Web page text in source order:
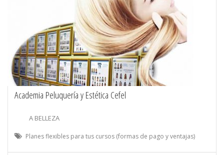
Academia Peluquería y Estética Cefel
A BELLEZA
Planes flexibles para tus cursos (formas de pago y ventajas)